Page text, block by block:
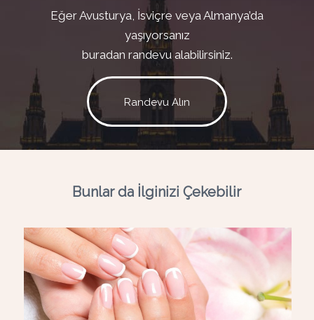
Eğer Avusturya, İsviçre veya Almanya’da
yaşıyorsanız
buradan randevu alabilirsiniz.
Randevu Alın
Bunlar da İlginizi Çekebilir